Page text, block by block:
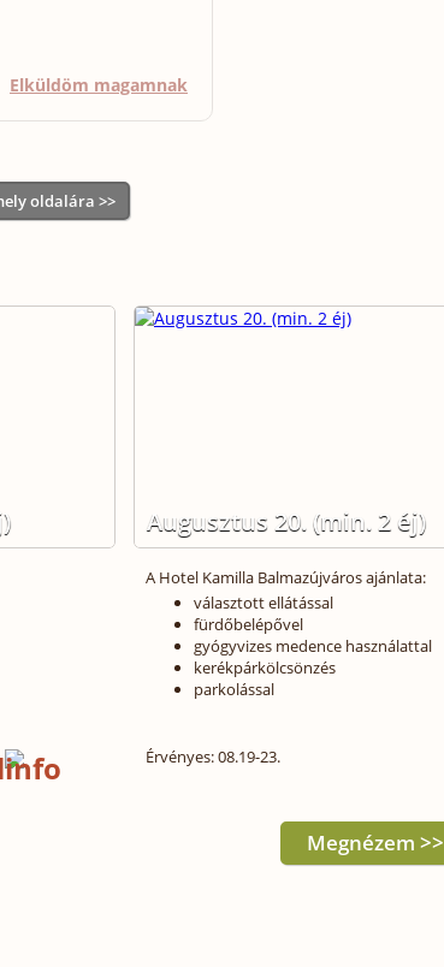
Elküldöm magamnak
oldalára >>
Augusztus 20. (min. 2 éj)
A Hotel Kamilla Balmazújváros ajánlata:
választott ellátással
fürdőbelépővel
gyógyvizes medence használattal
kerékpárkölcsönzés
parkolással
Érvényes: 08.19-23.
Megnézem >>